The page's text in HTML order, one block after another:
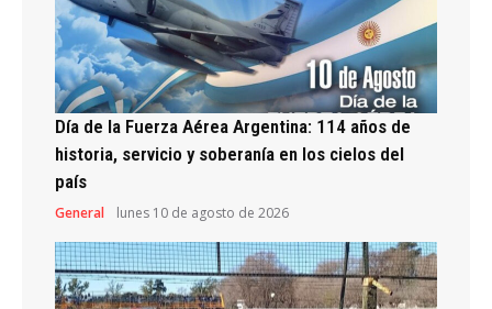
Día de la Fuerza Aérea Argentina: 114 años de
historia, servicio y soberanía en los cielos del
país
General lunes 10 de agosto de 2026